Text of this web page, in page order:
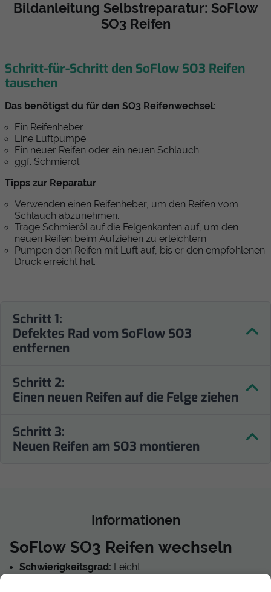
Bildanleitung Selbstreparatur: SoFlow
SO3 Reifen
Schritt-für-Schritt den SoFlow SO3 Reifen
tauschen
Das benötigst du für den SO3 Reifenwechsel:
Ein Reifenheber
Eine Luftpumpe
Ein neuer Reifen oder ein neuen Schlauch
ggf. Schmieröl
Tipps zur Reparatur
Verwenden einen Reifenheber, um den Reifen vom
Schlauch abzunehmen.
Trage Schmieröl auf die Felgenkanten auf, um den
neuen Reifen beim Aufziehen zu erleichtern.
Pumpen den Reifen mit Luft auf, bis er den empfohlenen
Druck erreicht hat.
Schritt 1:
Defektes Rad vom SoFlow SO3
entfernen
Schritt 2:
Einen neuen Reifen auf die Felge ziehen
Schritt 3:
Neuen Reifen am SO3 montieren
Informationen
SoFlow SO3 Reifen wechseln
Schwierigkeitsgrad: Leicht